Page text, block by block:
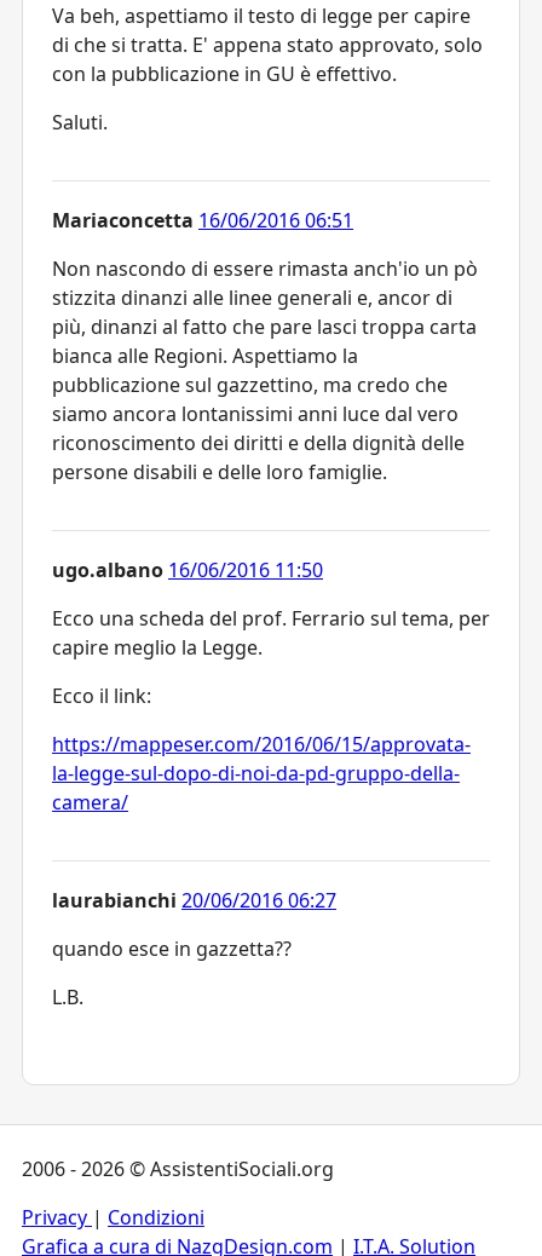
Va beh, aspettiamo il testo di legge per capire
di che si tratta. E' appena stato approvato, solo
con la pubblicazione in GU è effettivo.
Saluti.
Mariaconcetta 16/06/2016 06:51
Non nascondo di essere rimasta anch'io un pò
stizzita dinanzi alle linee generali e, ancor di
più, dinanzi al fatto che pare lasci troppa carta
bianca alle Regioni. Aspettiamo la
pubblicazione sul gazzettino, ma credo che
siamo ancora lontanissimi anni luce dal vero
riconoscimento dei diritti e della dignità delle
persone disabili e delle loro famiglie.
ugo.albano 16/06/2016 11:50
Ecco una scheda del prof. Ferrario sul tema, per
capire meglio la Legge.
Ecco il link:
https://mappeser.com/2016/06/15/approvata-
la-legge-sul-dopo-di-noi-da-pd-gruppo-della-
camera/
laurabianchi 20/06/2016 06:27
quando esce in gazzetta??
L.B.
2006 - 2026 © AssistentiSociali.org
Privacy | Condizioni
Grafica a cura di NazgDesign.com | I.T.A. Solution